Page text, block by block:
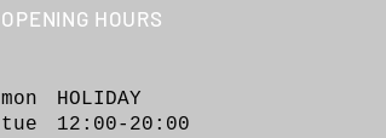
POP UP ONLINE STORE | 特集
OPENING HOURS
mon HOLIDAY
tue 12:00-20:00